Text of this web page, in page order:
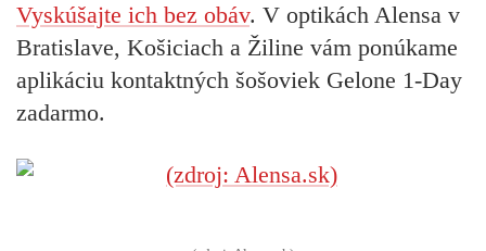
Vyskúšajte ich bez obáv. V optikách Alensa v
Bratislave, Košiciach a Žiline vám ponúkame
aplikáciu kontaktných šošoviek Gelone 1-Day
zadarmo.